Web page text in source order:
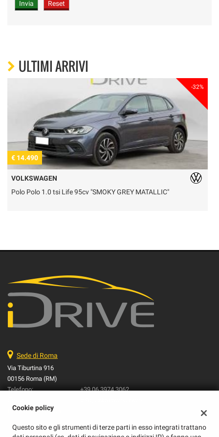
ULTIMI ARRIVI
-32%
€ 14.490
VOLKSWAGEN
Polo Polo 1.0 tsi Life 95cv "SMOKY GREY MATALLIC"
Sede di Roma
Via Tiburtina 916
00156 Roma (RM)
Telefono:
+39 06 3974 3062
Indicazioni stradali
Cookie policy
Questo sito e gli strumenti di terze parti in esso integrati trattano